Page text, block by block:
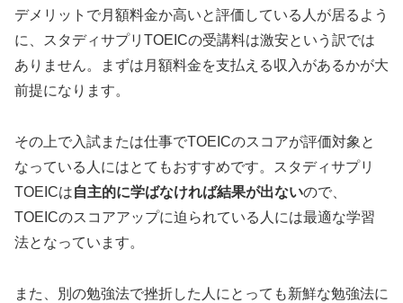
デメリットで月額料金か高いと評価している人が居るよう
に、スタディサプリTOEICの受講料は激安という訳では
ありません。まずは月額料金を支払える収入があるかが大
前提になります。
その上で入試または仕事でTOEICのスコアが評価対象と
なっている人にはとてもおすすめです。スタディサプリ
TOEICは自主的に学ばなければ結果が出ないので、
TOEICのスコアアップに迫られている人には最適な学習
法となっています。
また、別の勉強法で挫折した人にとっても新鮮な勉強法に